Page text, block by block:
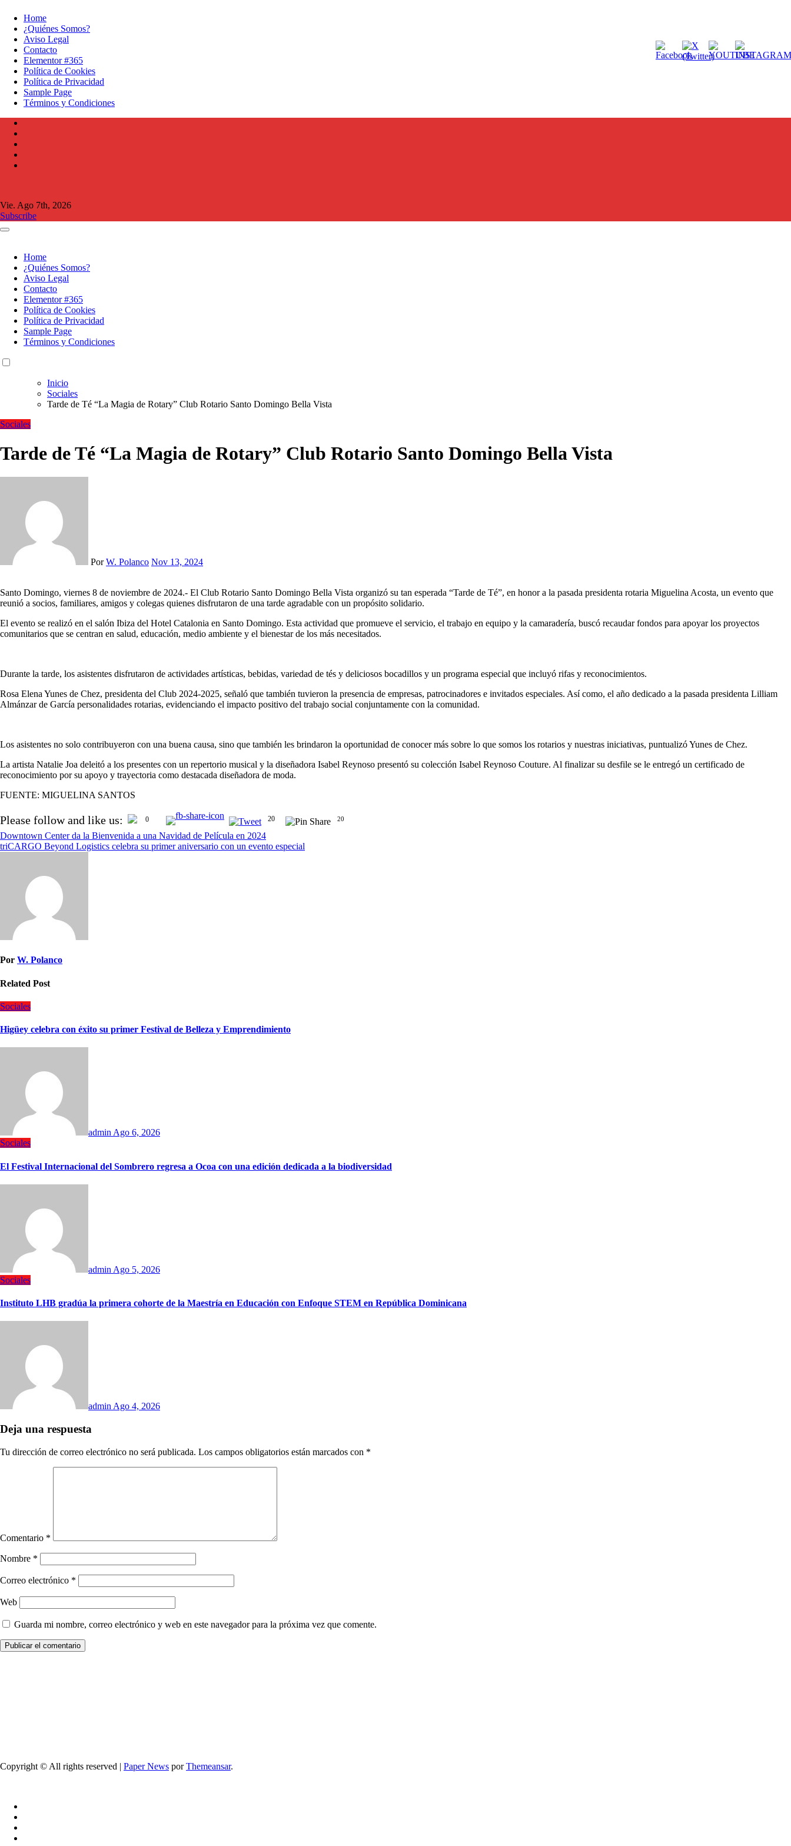
Home
¿Quiénes Somos?
Aviso Legal
Contacto
Elementor #365
Política de Cookies
Política de Privacidad
Sample Page
Términos y Condiciones
Vie. Ago 7th, 2026
Subscribe
Home
¿Quiénes Somos?
Aviso Legal
Contacto
Elementor #365
Política de Cookies
Política de Privacidad
Sample Page
Términos y Condiciones
Inicio
Sociales
Tarde de Té “La Magia de Rotary” Club Rotario Santo Domingo Bella Vista
Sociales
Tarde de Té “La Magia de Rotary” Club Rotario Santo Domingo Bella Vista
PorW. Polanco Nov 13, 2024
Santo Domingo, viernes 8 de noviembre de 2024.- El Club Rotario Santo Domingo Bella Vista organizó su tan esperada “Tarde de Té”, en honor a la pasada presidenta rotaria Miguelina Acosta, un evento que
reunió a socios, familiares, amigos y colegas quienes disfrutaron de una tarde agradable con un propósito solidario.
El evento se realizó en el salón Ibiza del Hotel Catalonia en Santo Domingo. Esta actividad que promueve el servicio, el trabajo en equipo y la camaradería, buscó recaudar fondos para apoyar los proyectos
comunitarios que se centran en salud, educación, medio ambiente y el bienestar de los más necesitados.
Durante la tarde, los asistentes disfrutaron de actividades artísticas, bebidas, variedad de tés y deliciosos bocadillos y un programa especial que incluyó rifas y reconocimientos.
Rosa Elena Yunes de Chez, presidenta del Club 2024-2025, señaló que también tuvieron la presencia de empresas, patrocinadores e invitados especiales. Así como, el año dedicado a la pasada presidenta Lilliam
Almánzar de García personalidades rotarias, evidenciando el impacto positivo del trabajo social conjuntamente con la comunidad.
Los asistentes no solo contribuyeron con una buena causa, sino que también les brindaron la oportunidad de conocer más sobre lo que somos los rotarios y nuestras iniciativas, puntualizó Yunes de Chez.
La artista Natalie Joa deleitó a los presentes con un repertorio musical y la diseñadora Isabel Reynoso presentó su colección Isabel Reynoso Couture. Al finalizar su desfile se le entregó un certificado de
reconocimiento por su apoyo y trayectoria como destacada diseñadora de moda.
FUENTE: MIGUELINA SANTOS
Please follow and like us: 0 20 20
Downtown Center da la Bienvenida a una Navidad de Película en 2024
triCARGO Beyond Logistics celebra su primer aniversario con un evento especial
Por W. Polanco
Related Post
Sociales
Higüey celebra con éxito su primer Festival de Belleza y Emprendimiento
admin Ago 6, 2026
Sociales
El Festival Internacional del Sombrero regresa a Ocoa con una edición dedicada a la biodiversidad
admin Ago 5, 2026
Sociales
Instituto LHB gradúa la primera cohorte de la Maestría en Educación con Enfoque STEM en República Dominicana
adminAgo 4, 2026
Deja una respuesta
Tu dirección de correo electrónico no será publicada. Los campos obligatorios están marcados con *
Comentario *
Nombre *
Correo electrónico *
Web
Guarda mi nombre, correo electrónico y web en este navegador para la próxima vez que comente.
Copyright © All rights reserved | Paper News porThemeansar.